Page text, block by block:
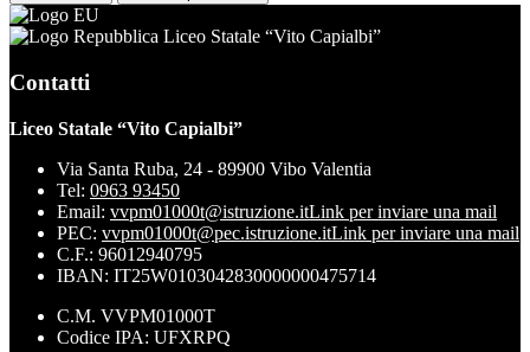
Liceo Statale “Vito Capialbi”
Contatti
Liceo Statale “Vito Capialbi”
Via Santa Ruba, 24 - 89900 Vibo Valentia
Tel: 0963 93450
Email: vvpm01000t@istruzione.itLink per inviare una mail
PEC: vvpm01000t@pec.istruzione.itLink per inviare una mail
C.F.: 96012940795
IBAN: IT25W0103042830000000475714
C.M. VVPM01000T
Codice IPA: UFXRPQ